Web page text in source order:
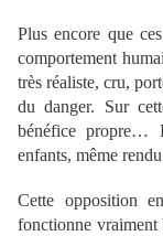
Plus encore que
comportement
très réaliste, cru,
du danger. Sur
bénéfice propre…
enfants, même
Cette opposition
fonctionne vraiment